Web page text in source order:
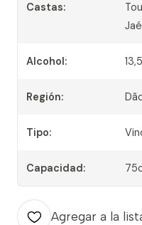
Castas:
Alcohol:
Región:
Tipo:
Capacidad:
Agregar a la